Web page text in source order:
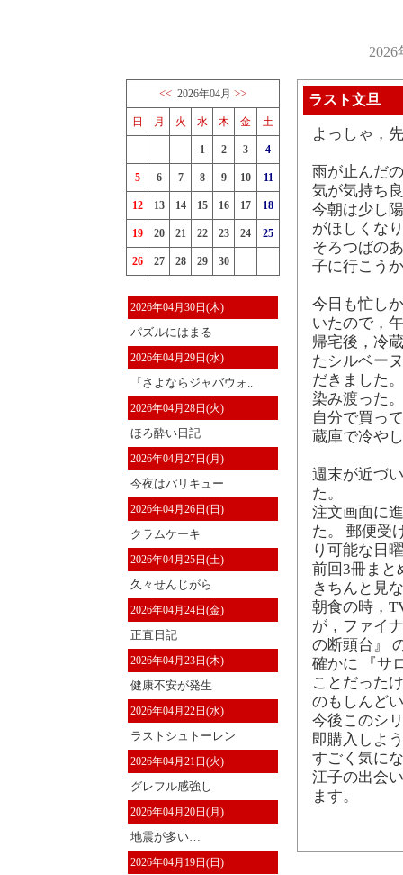
<< 2026年04月 >>
日 月 火 水 木 金 土
1 2 3 4
5 6 7 8 9 10 11
12 13 14 15 16 17 18
19 20 21 22 23 24 25
26 27 28 29 30
2026年04月30日(木)
パズルにはまる
2026年04月29日(水)
『さよならジャバウォ..
2026年04月28日(火)
ほろ酔い日記
2026年04月27日(月)
今夜はパリキュー
2026年04月26日(日)
クラムケーキ
2026年04月25日(土)
久々せんじがら
2026年04月24日(金)
正直日記
2026年04月23日(木)
健康不安が発生
2026年04月22日(水)
ラストシュトーレン
2026年04月21日(火)
グレフル感強し
2026年04月20日(月)
地震が多い…
2026年04月19日(日)
ラスト文旦
よっしゃ，
雨が止んだ
気が気持ち
今朝は少し
がほしくな
そろつばの
子に行こう
今日も忙し
いたので，
帰宅後，冷
たシルベー
だきました
染み渡った
自分で買っ
蔵庫で冷や
週末が近づ
た。
注文画面に
た。 郵便受
り可能な日
前回3冊まと
きちんと見
朝食の時，
が，ファイ
の断頭台』
確かに 『サ
ことだった
のもしんど
今後このシ
即購入しよ
すごく気に
江子の出会
ます。